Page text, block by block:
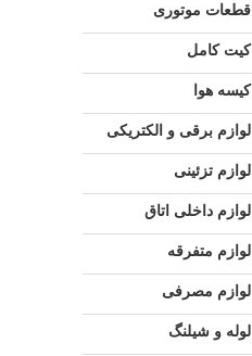
قطعات موتوری
کیت کامل
کیسه هوا
لوازم برقی و الکتریکی
لوازم تزئینی
لوازم داخلی اتاق
لوازم متفرقه
لوازم مصرفی
لوله و شیلنگ